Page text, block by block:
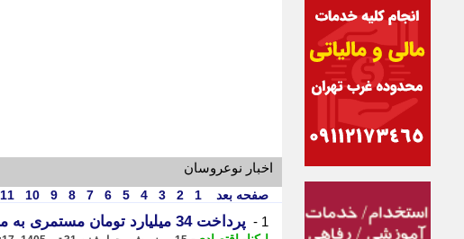
اخبار نوعروسان
صفحه بعد 1
2
3
4
5
6
7
8
9
10
11
1 - پرداخت 34 میلیارد تومان مستمری به مددجویان کبودرآهنگی